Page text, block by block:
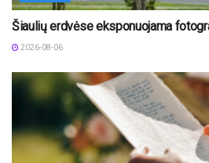
Šiaulių erdvėse eksponuojama
2026-08-06